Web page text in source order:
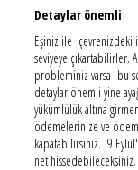
Detaylar önemli
Eşiniz ile çevrenizdeki
seviyeye çıkartabilirler.
probleminiz varsa bu
detaylar önemli yine
yükümlülük altına
ödemelerinize ve
kapatabilirsiniz. 9
net hissedebileceksiniz.